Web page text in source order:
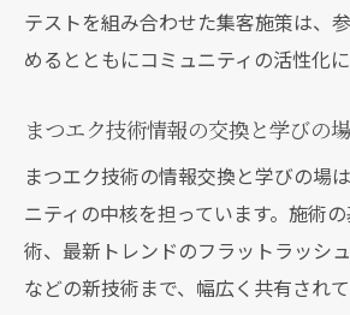
テストを組み合わせた集客施策は、
めるとともにコミュニティの活性化に
まつエク技術情報の交換と学びの
まつエク技術の情報交換と学びの場
ニティの中核を担っています。施術
術、最新トレンドのフラットラッシ
などの新技術まで、幅広く共有され